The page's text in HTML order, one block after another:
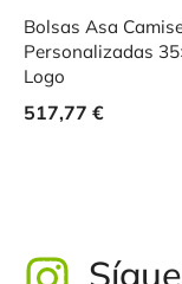
Bolsas Asa
Personalizadas
Logo
517,77 €